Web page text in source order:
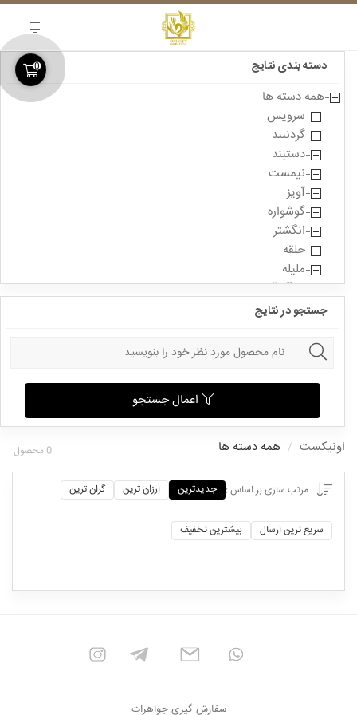
Skip
0 دسته بندی نتایج
همه دسته ها
سرویس
گردنبند
دستبند
نیمست
آویز
گوشواره
انگشتر
حلقه
ملیله
سنگ قیمتی
جستجو در نتایج
اعمال جستجو
اونیکست همه دسته ها 0 محصول
مرتب سازی بر اساس : جدیدترین ارزان ترین گران ترین
سریع ترین ارسال بیشترین تخفیف
سفارش گیری جواهرات